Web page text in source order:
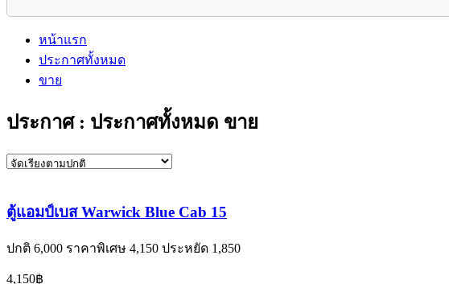
หน้าแรก
ประกาศทั้งหมด
ขาย
ประกาศ : ประกาศทั้งหมด ขาย
ตู้แอมป์เบส Warwick Blue Cab 15
ปกติ 6,000 ราคาพิเศษ 4,150 ประหยัด 1,850
4,150฿